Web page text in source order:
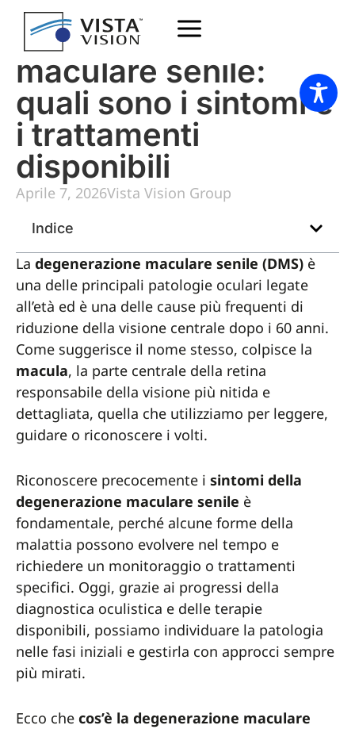
Degenerazione
maculare senile:
quali sono i sintomi e
i trattamenti
disponibili
Aprile 7, 2026Vista Vision Group
Indice
La degenerazione maculare senile (DMS) è
una delle principali patologie oculari legate
all’età ed è una delle cause più frequenti di
riduzione della visione centrale dopo i 60 anni.
Come suggerisce il nome stesso, colpisce la
macula, la parte centrale della retina
responsabile della visione più nitida e
dettagliata, quella che utilizziamo per leggere,
guidare o riconoscere i volti.
Riconoscere precocemente i sintomi della
degenerazione maculare senile è
fondamentale, perché alcune forme della
malattia possono evolvere nel tempo e
richiedere un monitoraggio o trattamenti
specifici. Oggi, grazie ai progressi della
diagnostica oculistica e delle terapie
disponibili, possiamo individuare la patologia
nelle fasi iniziali e gestirla con approcci sempre
più mirati.
Ecco che cos’è la degenerazione maculare